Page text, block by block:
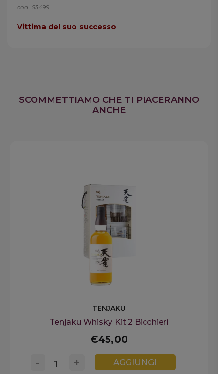
cod. S3499
Vittima del suo successo
SCOMMETTIAMO CHE TI PIACERANNO
ANCHE
TENJAKU
Tenjaku Whisky Kit 2 Bicchieri
€45,00
+
- AGGIUNGI